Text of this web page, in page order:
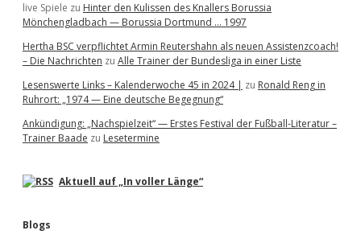
live Spiele zu Hinter den Kulissen des Knallers Borussia
Mönchengladbach — Borussia Dortmund … 1997
Hertha BSC verpflichtet Armin Reutershahn als neuen Assistenzcoach!
– Die Nachrichten zu Alle Trainer der Bundesliga in einer Liste
Lesenswerte Links – Kalenderwoche 45 in 2024 | zu Ronald Reng in
Ruhrort: „1974 — Eine deutsche Begegnung“
Ankündigung: „Nachspielzeit“ — Erstes Festival der Fußball-Literatur –
Trainer Baade zu Lesetermine
Aktuell auf „In voller Länge“
Blogs